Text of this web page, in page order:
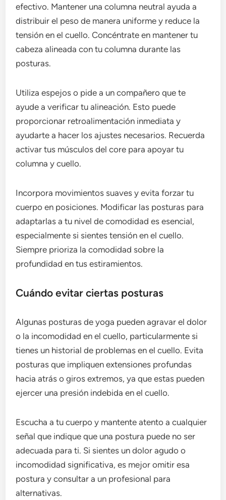
efectivo. Mantener una columna neutral ayuda a
distribuir el peso de manera uniforme y reduce la
tensión en el cuello. Concéntrate en mantener tu
cabeza alineada con tu columna durante las
posturas.
Utiliza espejos o pide a un compañero que te
ayude a verificar tu alineación. Esto puede
proporcionar retroalimentación inmediata y
ayudarte a hacer los ajustes necesarios. Recuerda
activar tus músculos del core para apoyar tu
columna y cuello.
Incorpora movimientos suaves y evita forzar tu
cuerpo en posiciones. Modificar las posturas para
adaptarlas a tu nivel de comodidad es esencial,
especialmente si sientes tensión en el cuello.
Siempre prioriza la comodidad sobre la
profundidad en tus estiramientos.
Cuándo evitar ciertas posturas
Algunas posturas de yoga pueden agravar el dolor
o la incomodidad en el cuello, particularmente si
tienes un historial de problemas en el cuello. Evita
posturas que impliquen extensiones profundas
hacia atrás o giros extremos, ya que estas pueden
ejercer una presión indebida en el cuello.
Escucha a tu cuerpo y mantente atento a cualquier
señal que indique que una postura puede no ser
adecuada para ti. Si sientes un dolor agudo o
incomodidad significativa, es mejor omitir esa
postura y consultar a un profesional para
alternativas.